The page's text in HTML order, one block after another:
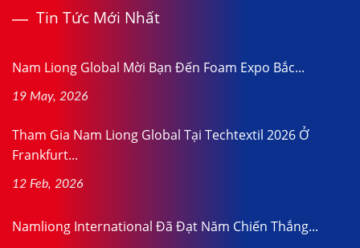
Tin Tức Mới Nhất
Nam Liong Global Mời Bạn Đến Foam Expo Bắc...
19 May, 2026
Tham Gia Nam Liong Global Tại Techtextil 2026 Ở
Frankfurt...
12 Feb, 2026
Namliong International Đã Đạt Năm Chiến Thắng...